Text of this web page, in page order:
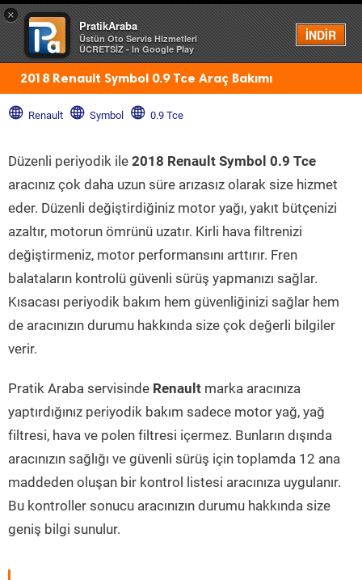
×
PratikAraba
Üstün Oto Servis Hizmetleri
ÜCRETSİZ - In Google Play
İNDİR
Menü
2018 Renault Symbol 0.9 Tce Araç Bakımı
Renault Symbol 0.9 Tce
Düzenli periyodik ile 2018 Renault Symbol 0.9 Tce
aracınız çok daha uzun süre arızasız olarak size hizmet
eder. Düzenli değiştirdiğiniz motor yağı, yakıt bütçenizi
azaltır, motorun ömrünü uzatır. Kirli hava filtrenizi
değiştirmeniz, motor performansını arttırır. Fren
balataların kontrolü güvenli sürüş yapmanızı sağlar.
Kısacası periyodik bakım hem güvenliğinizi sağlar hem
de aracınızın durumu hakkında size çok değerli bilgiler
verir.
Pratik Araba servisinde Renault marka aracınıza
yaptırdığınız periyodik bakım sadece motor yağ, yağ
filtresi, hava ve polen filtresi içermez. Bunların dışında
aracınızın sağlığı ve güvenli sürüş için toplamda 12 ana
maddeden oluşan bir kontrol listesi aracınıza uygulanır.
Bu kontroller sonucu aracınızın durumu hakkında size
geniş bilgi sunulur.